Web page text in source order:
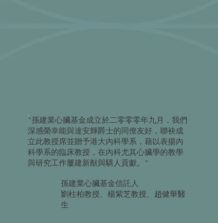
"孫建業心臟基金成立於二零零零年九月，我們
深感榮幸能與達安輝爵士的同僚友好，聯袂成
立此教授席並贈予港大內科學系，藉以表揚內
科學系的臨床教授，在內科尤其心臟學的教學
與研究工作屢建新猷與驕人貢獻。"
孫建業心臟基金信託人
劉柱柏教授、楊紫芝教授、趙健華醫
生